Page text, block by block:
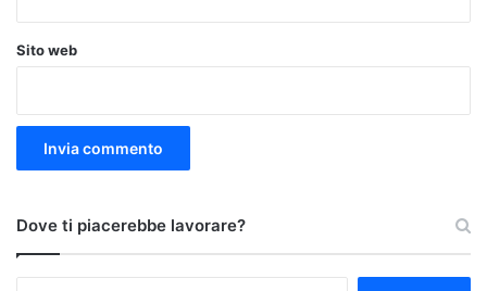
Sito web
Dove ti piacerebbe lavorare?